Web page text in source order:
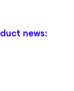
news: